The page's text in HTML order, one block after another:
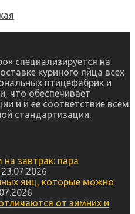
специализируется на
куриного яйца всех
птицефабрик и
что обеспечивает
и и ее соответствие всем
стандартизации.
завтрак: пара
23.07.2026
яиц, которые можно
от зимних и